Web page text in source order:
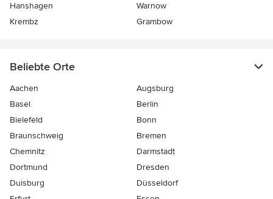
Hanshagen
Warnow
Krembz
Grambow
Beliebte Orte
Aachen
Augsburg
Basel
Berlin
Bielefeld
Bonn
Braunschweig
Bremen
Chemnitz
Darmstadt
Dortmund
Dresden
Duisburg
Düsseldorf